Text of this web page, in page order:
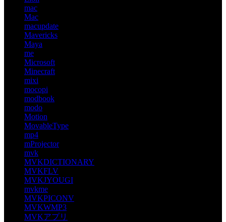
mac
Mac
macupdate
Mavericks
Maya
me
Microsoft
Minecraft
mixi
mocopi
modbook
modo
Motion
MovableType
mp4
mProjector
mvk
MVKDICTIONARY
MVKFLV
MVKJYOUGI
mvkme
MVKPICONV
MVKWMP3
MVKアプリ